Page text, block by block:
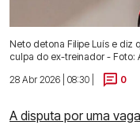
Neto detona Filipe Luís e diz
culpa do ex-treinador - Foto:
28 Abr 2026 | 08:30 |
0
A disputa por uma